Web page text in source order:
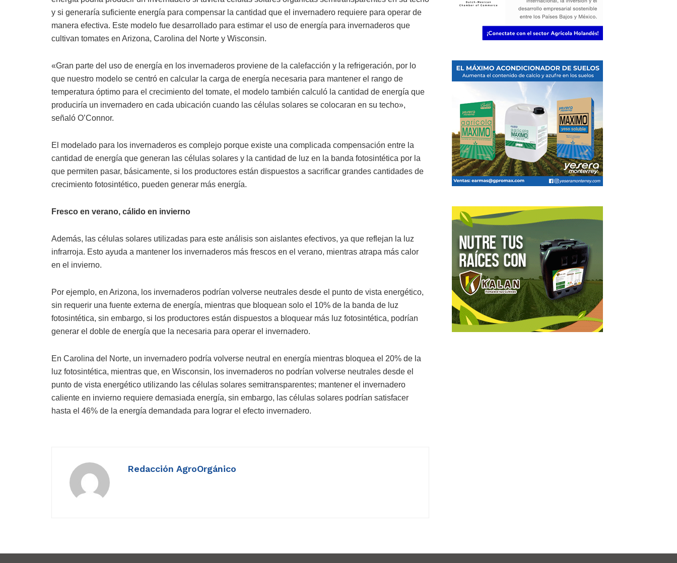
y si generaría suficiente energía para compensar la cantidad que el invernadero requiere para operar de
manera efectiva. Este modelo fue desarrollado para estimar el uso de energía para invernaderos que
cultivan tomates en Arizona, Carolina del Norte y Wisconsin.
«Gran parte del uso de energía en los invernaderos proviene de la calefacción y la refrigeración, por lo
que nuestro modelo se centró en calcular la carga de energía necesaria para mantener el rango de
temperatura óptimo para el crecimiento del tomate, el modelo también calculó la cantidad de energía que
produciría un invernadero en cada ubicación cuando las células solares se colocaran en su techo»,
señaló O’Connor.
El modelado para los invernaderos es complejo porque existe una complicada compensación entre la
cantidad de energía que generan las células solares y la cantidad de luz en la banda fotosintética por la
que permiten pasar, básicamente, si los productores están dispuestos a sacrificar grandes cantidades de
crecimiento fotosintético, pueden generar más energía.
Fresco en verano, cálido en invierno
Además, las células solares utilizadas para este análisis son aislantes efectivos, ya que reflejan la luz
infrarroja. Esto ayuda a mantener los invernaderos más frescos en el verano, mientras atrapa más calor
en el invierno.
Por ejemplo, en Arizona, los invernaderos podrían volverse neutrales desde el punto de vista energético,
sin requerir una fuente externa de energía, mientras que bloquean solo el 10% de la banda de luz
fotosintética, sin embargo, si los productores están dispuestos a bloquear más luz fotosintética, podrían
generar el doble de energía que la necesaria para operar el invernadero.
En Carolina del Norte, un invernadero podría volverse neutral en energía mientras bloquea el 20% de la
luz fotosintética, mientras que, en Wisconsin, los invernaderos no podrían volverse neutrales desde el
punto de vista energético utilizando las células solares semitransparentes; mantener el invernadero
caliente en invierno requiere demasiada energía, sin embargo, las células solares podrían satisfacer
hasta el 46% de la energía demandada para lograr el efecto invernadero.
Redacción AgroOrgánico